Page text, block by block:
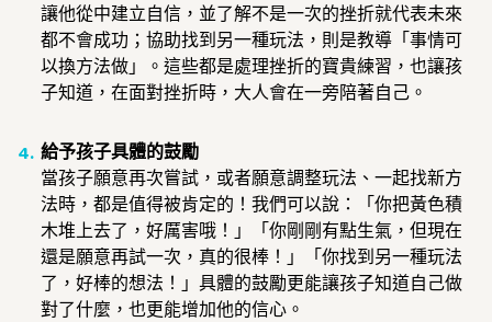
讓他從中建立自信，並了解不是一次的挫折就代表未來
都不會成功；協助找到另一種玩法，則是教導「事情可
以換方法做」。這些都是處理挫折的寶貴練習，也讓孩
子知道，在面對挫折時，大人會在一旁陪著自己。
給予孩子具體的鼓勵
當孩子願意再次嘗試，或者願意調整玩法、一起找新方
法時，都是值得被肯定的！我們可以說：「你把黃色積
木堆上去了，好厲害哦！」「你剛剛有點生氣，但現在
還是願意再試一次，真的很棒！」「你找到另一種玩法
了，好棒的想法！」具體的鼓勵更能讓孩子知道自己做
對了什麼，也更能增加他的信心。